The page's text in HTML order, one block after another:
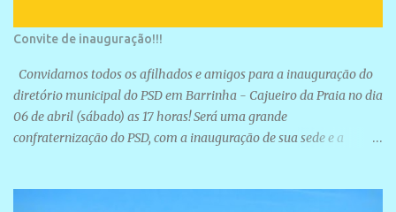
Convite de inauguração!!!
Convidamos todos os afilhados e amigos para a inauguração do
diretório municipal do PSD em Barrinha - Cajueiro da Praia no dia
06 de abril (sábado) as 17 horas! Será uma grande
confraternização do PSD, com a inauguração de sua sede e a